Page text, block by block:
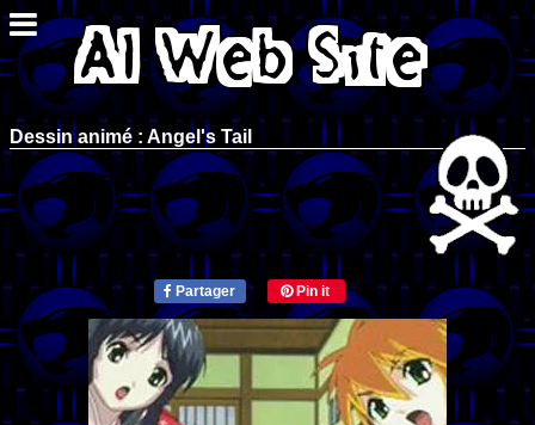
Dessin animé : Angel's Tail
Partager Pin it